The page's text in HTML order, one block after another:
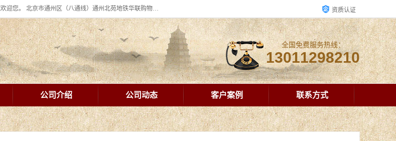
北京华联BHG mall集团购物中心十年信誉老店！ 皇家珠宝北京华联购物中心天时名苑店竭诚欢迎您。 北京市通州区（八通线）通州北苑地铁华联购物中心一层皇家珠宝 北京皇家珠宝通州黄金回收黄金首饰加工店（八通线: 通州北苑地铁华联店）：通州区通州北苑地铁华联购物中心一层皇家珠宝。 资质认证
全国免费服务热线：
13011298210
公司介绍 公司动态 客户案例 联系方式